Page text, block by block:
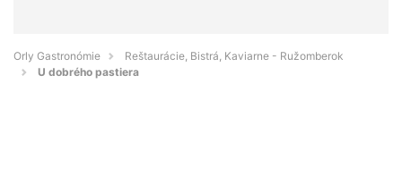
Orly Gastronómie
Reštaurácie, Bistrá, Kaviarne - Ružomberok
U dobrého pastiera